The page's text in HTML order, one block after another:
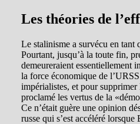
Les théories de
Le stalinisme a survécu en tant
Pourtant, jusqu’à la toute fin,
demeureraient essentiellement
la force économique de
impérialistes, et pour
proclamé les vertus de la
Ce n’était guère une opinion
russe qui s’est accéléré